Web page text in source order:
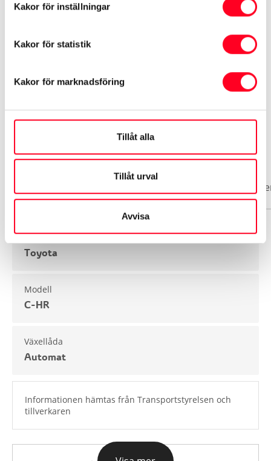
Kakor för inställningar
Kakor för statistik
Kakor för marknadsföring
Tillåt alla
Tillåt urval
Avvisa
Airbag förare & passagerare
Biluppgifter
Märke
Toyota
Modell
C-HR
Växellåda
Automat
Informationen hämtas från Transportstyrelsen och
tillverkaren